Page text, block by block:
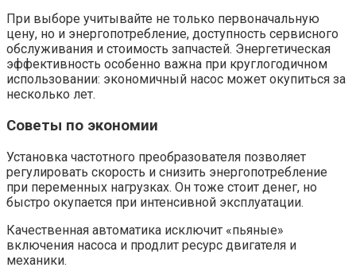
При выборе учитывайте не только первоначальную
цену, но и энергопотребление, доступность сервисного
обслуживания и стоимость запчастей. Энергетическая
эффективность особенно важна при круглогодичном
использовании: экономичный насос может окупиться за
несколько лет.
Советы по экономии
Установка частотного преобразователя позволяет
регулировать скорость и снизить энергопотребление
при переменных нагрузках. Он тоже стоит денег, но
быстро окупается при интенсивной эксплуатации.
Качественная автоматика исключит «пьяные»
включения насоса и продлит ресурс двигателя и
механики.